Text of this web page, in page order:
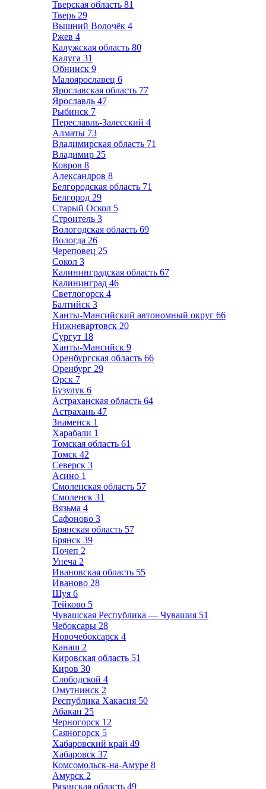
Тверская область 81
Тверь 29
Вышний Волочёк 4
Ржев 4
Калужская область 80
Калуга 31
Обнинск 9
Малоярославец 6
Ярославская область 77
Ярославль 47
Рыбинск 7
Переславль-Залесский 4
Алматы 73
Владимирская область 71
Владимир 25
Ковров 8
Александров 8
Белгородская область 71
Белгород 29
Старый Оскол 5
Строитель 3
Вологодская область 69
Вологда 26
Череповец 25
Сокол 3
Калининградская область 67
Калининград 46
Светлогорск 4
Балтийск 3
Ханты-Мансийский автономный округ 66
Нижневартовск 20
Сургут 18
Ханты-Мансийск 9
Оренбургская область 66
Оренбург 29
Орск 7
Бузулук 6
Астраханская область 64
Астрахань 47
Знаменск 1
Харабали 1
Томская область 61
Томск 42
Северск 3
Асино 1
Смоленская область 57
Смоленск 31
Вязьма 4
Сафоново 3
Брянская область 57
Брянск 39
Почеп 2
Унеча 2
Ивановская область 55
Иваново 28
Шуя 6
Тейково 5
Чувашская Республика — Чувашия 51
Чебоксары 28
Новочебоксарск 4
Канаш 2
Кировская область 51
Киров 30
Слободской 4
Омутнинск 2
Республика Хакасия 50
Абакан 25
Черногорск 12
Саяногорск 5
Хабаровский край 49
Хабаровск 37
Комсомольск-на-Амуре 8
Амурск 2
Рязанская область 49